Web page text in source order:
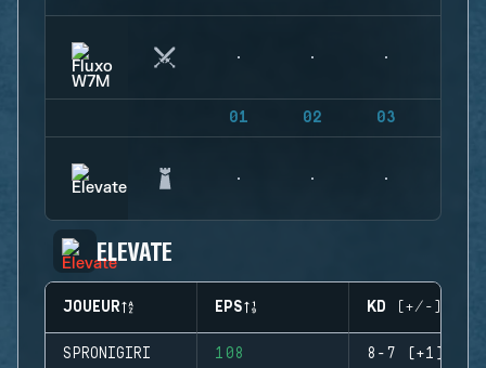
01 02 03
ELEVATE
JOUEUR EPS KD (+/-)
SPRONIGIRI 108 8-7 (+1)